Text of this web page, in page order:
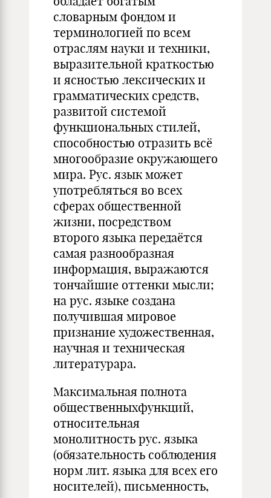
словарным фондом и
терминологией по всем
отраслям науки и техники,
выразительной краткостью
и ясностью лексических и
грамматических средств,
развитой системой
функциональных стилей,
способностью отразить всё
многообразие окружающего
мира. Рус. язык может
употребляться во всех
сферах общественной
жизни, посредством
второго языка передаётся
самая разнообразная
информация, выражаются
тончайшие оттенки мысли;
на рус. языке создана
получившая мировое
признание художественная,
научная и техническая
литературара.
Максимальная полнота
общественныхфункций,
относительная
монолитность рус. языка
(обязательность соблюдения
норм лит. языка для всех его
носителей), письменность,